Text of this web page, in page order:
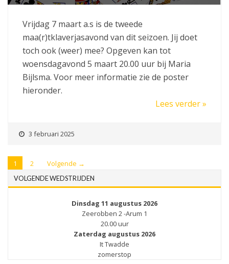
Vrijdag 7 maart a.s is de tweede
maa(r)tklaverjasavond van dit seizoen. Jij doet
toch ook (weer) mee? Opgeven kan tot
woensdagavond 5 maart 20.00 uur bij Maria
Bijlsma. Voor meer informatie zie de poster
hieronder.
Lees verder »
3 februari 2025
1 2 Volgende →
VOLGENDE WEDSTRIJDEN
Dinsdag 11 augustus 2026
Zeerobben 2 -Arum 1
20.00 uur
Zaterdag augustus 2026
It Twadde
zomerstop